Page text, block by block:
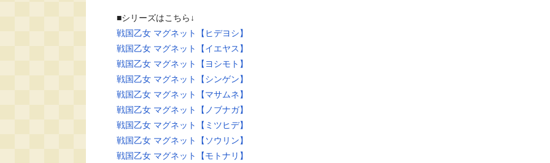
戦国乙女 マグネット【ヒデヨシ】
戦国乙女 マグネット【イエヤス】
戦国乙女 マグネット【ヨシモト】
戦国乙女 マグネット【シンゲン】
戦国乙女 マグネット【マサムネ】
戦国乙女 マグネット【ノブナガ】
戦国乙女 マグネット【ミツヒデ】
戦国乙女 マグネット【ソウリン】
戦国乙女 マグネット【モトナリ】